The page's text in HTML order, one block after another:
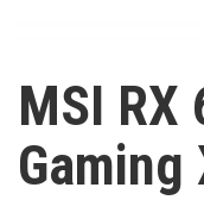
MSI RX
Gaming